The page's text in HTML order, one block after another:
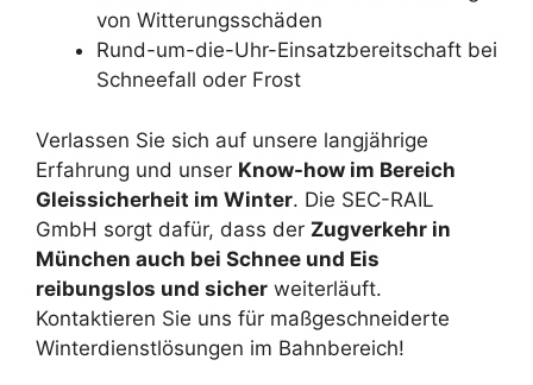
von Witterungsschäden
Rund-um-die-Uhr-Einsatzbereitschaft bei
Schneefall oder Frost
Verlassen Sie sich auf unsere langjährige
Erfahrung und unser Know-how im Bereich
Gleissicherheit im Winter. Die SEC-RAIL
GmbH sorgt dafür, dass der Zugverkehr in
München auch bei Schnee und Eis
reibungslos und sicher weiterläuft.
Kontaktieren Sie uns für maßgeschneiderte
Winterdienstlösungen im Bahnbereich!